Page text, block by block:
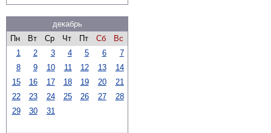
декабрь
Пн
Вт Ср Чт Пт Сб
Вс
1
2 3 4 5 6
7
8
9 10 11 12 13
14
15
16 17 18 19 20
21
22
23 24 25 26 27
28
29
30 31